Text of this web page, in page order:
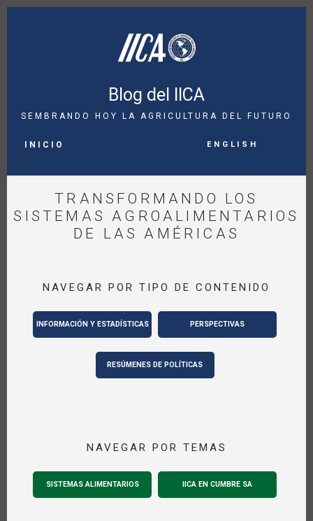
Pasar
Blog del IICA
SEMBRANDO HOY LA AGRICULTURA DEL FUTURO
NAVIGATION
INICIO English
TRANSFORMANDO LOS
SISTEMAS AGROALIMENTARIOS
DE LAS AMÉRICAS
NAVEGAR POR TIPO DE CONTENIDO
INFORMACIÓN Y ESTADÍSTICAS PERSPECTIVAS
RESÚMENES DE POLÍTICAS
NAVEGAR POR TEMAS
SISTEMAS ALIMENTARIOS IICA EN CUMBRE SA